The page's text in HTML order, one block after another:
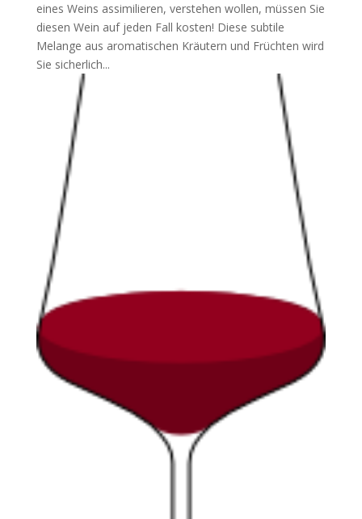
eines Weins assimilieren, verstehen wollen, müssen Sie
diesen Wein auf jeden Fall kosten! Diese subtile
Melange aus aromatischen Kräutern und Früchten wird
Sie sicherlich...